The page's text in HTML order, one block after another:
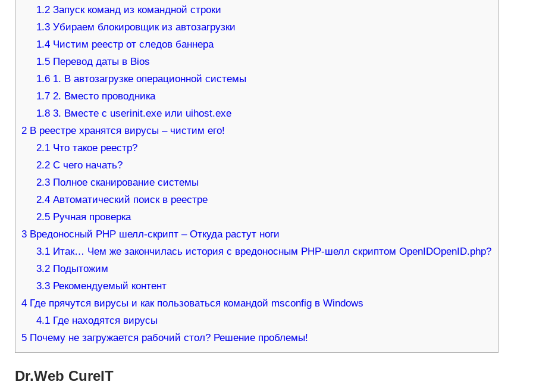
1.2 Запуск команд из командной строки
1.3 Убираем блокировщик из автозагрузки
1.4 Чистим реестр от следов баннера
1.5 Перевод даты в Bios
1.6 1. В автозагрузке операционной системы
1.7 2. Вместо проводника
1.8 3. Вместе с userinit.exe или uihost.exe
2В реестре хранятся вирусы – чистим его!
2.1 Что такое реестр?
2.2 С чего начать?
2.3 Полное сканирование системы
2.4 Автоматический поиск в реестре
2.5 Ручная проверка
3Вредоносный РНР шелл-скрипт – Откуда растут ноги
3.1 Итак… Чем же закончилась история с вредоносным РНР-шелл скриптом OpenIDOpenID.php?
3.2 Подытожим
3.3 Рекомендуемый контент
4Где прячутся вирусы и как пользоваться командой msconfig в Windows
4.1 Где находятся вирусы
5Почему не загружается рабочий стол? Решение проблемы!
Dr.Web CureIT